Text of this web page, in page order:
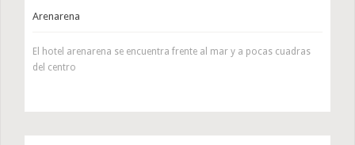
Arenarena
El hotel arenarena se encuentra frente al mar y a pocas cuadras
del centro